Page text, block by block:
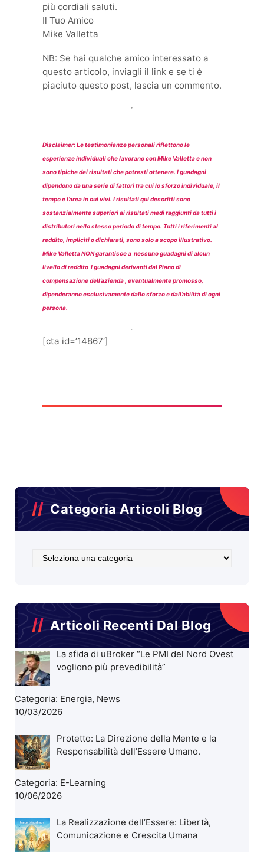
più cordiali saluti.
Il Tuo Amico
Mike Valletta
NB: Se hai qualche amico interessato a
questo articolo, inviagli il link e se ti è
piaciuto questo post, lascia un commento.
Disclaimer: Le testimonianze personali riflettono le
esperienze individuali che lavorano con Mike Valletta e non
sono tipiche dei risultati che potresti ottenere. I guadagni
dipendono da una serie di fattori tra cui lo sforzo individuale, il
tempo e l’area in cui vivi. I risultati qui descritti sono
sostanzialmente superiori ai risultati medi raggiunti da tutti i
distributori nello stesso periodo di tempo. Tutti i riferimenti al
reddito, impliciti o dichiarati, sono solo a scopo illustrativo.
Mike Valletta NON garantisce a nessuno guadagni di alcun
livello di reddito I guadagni derivanti dal Piano di
compensazione dell’azienda , eventualmente promosso,
dipenderanno esclusivamente dallo sforzo e dall’abilità di ogni
persona.
[cta id=’14867′]
Categoria Articoli Blog
Categoria
Articoli Recenti Dal Blog
La sfida di uBroker “Le PMI del Nord Ovest
vogliono più prevedibilità”
Categoria: Energia, News
10/03/2026
Protetto: La Direzione della Mente e la
Responsabilità dell’Essere Umano.
Categoria: E-Learning
10/06/2026
La Realizzazione dell’Essere: Libertà,
Comunicazione e Crescita Umana